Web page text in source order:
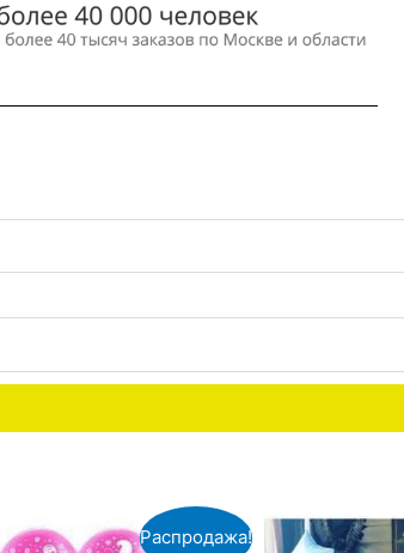
Распродажа!